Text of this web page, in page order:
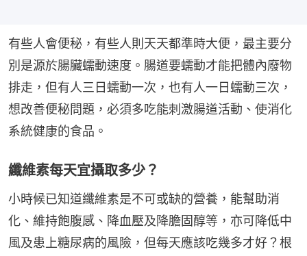
有些人會便秘，有些人則天天都準時大便，最主要分
別是源於腸臟蠕動速度。腸道要蠕動才能把體內廢物
排走，但有人三日蠕動一次，也有人一日蠕動三次，
想改善便秘問題，必須多吃能刺激腸道活動、使消化
系統健康的食品。
纖維素每天宜攝取多少？
小時候已知道纖維素是不可或缺的營養，能幫助消
化、維持飽腹感、降血壓及降膽固醇等，亦可降低中
風及患上糖尿病的風險，但每天應該吃幾多才好？根